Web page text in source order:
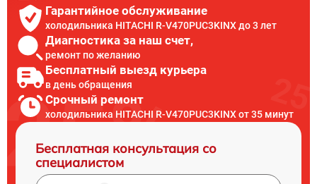
Гарантийное обслуживание
холодильника HITACHI R-V470PUC3KINX до 3 лет
Диагностика за наш счет,
ремонт по желанию
Бесплатный выезд курьера
в день обращения
Срочный ремонт
холодильника HITACHI R-V470PUC3KINX от 35 минут
Бесплатная консультация со
специалистом